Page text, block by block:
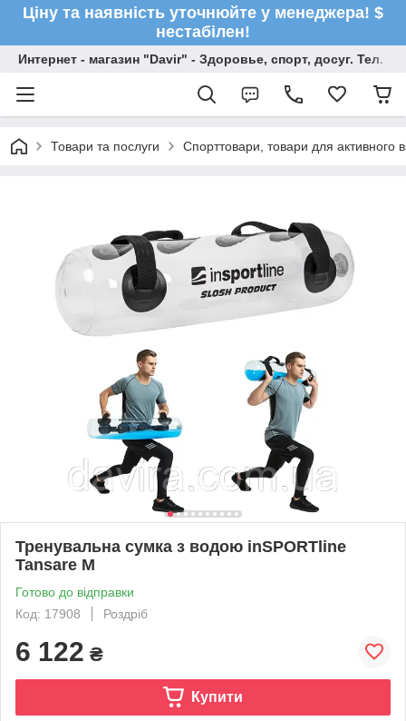
Ціну та наявність уточнюйте у менеджера! $
нестабілен!
Интернет - магазин "Davir" - Здоровье, спорт, досуг. Тел.
Товари та послуги Спорттовари, товари для активного
Тренувальна сумка з водою inSPORTline
Tansare M
Готово до відправки
Код: 17908
Роздріб
6 122 ₴
Купити